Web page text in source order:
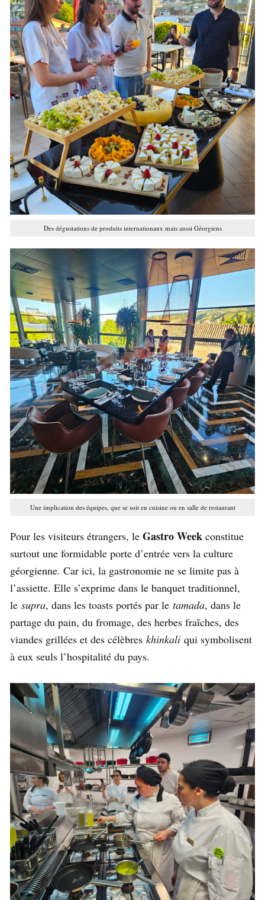
Des dégustations de produits internationaux mais aussi Géorgiens
Une implication des équipes, que se soit en cuisine ou en salle de restaurant
Pour les visiteurs étrangers, le Gastro Week constitue
surtout une formidable porte d’entrée vers la culture
géorgienne. Car ici, la gastronomie ne se limite pas à
l’assiette. Elle s’exprime dans le banquet traditionnel,
le supra, dans les toasts portés par le tamada, dans le
partage du pain, du fromage, des herbes fraîches, des
viandes grillées et des célèbres khinkali qui symbolisent
à eux seuls l’hospitalité du pays.